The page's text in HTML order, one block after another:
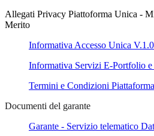
Allegati Privacy Piattoforma Unica -
Merito
Informativa Accesso Unica
Informativa Servizi E-Portfolio
Termini e Condizioni
Documenti del garante
Garante - Servizio telematico